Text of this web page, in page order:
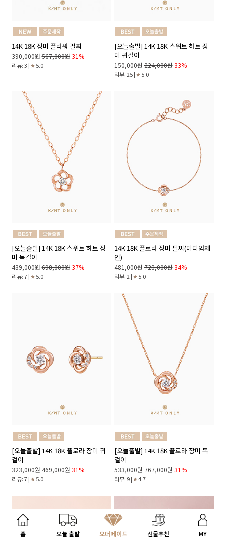
14K 18K 장미 플라워 팔찌
390,000원 567,000원 31%
리뷰: 3 | 5.0
[오늘출발] 14K 18K 스위트 하트 장
미 귀걸이
150,000원 224,000원 33%
리뷰: 25 | 5.0
[오늘출발] 14K 18K 스위트 하트 장
미 목걸이
439,000원 698,000원 37%
리뷰: 7 | 5.0
14K 18K 플로라 장미 팔찌(미디엄체
인)
481,000원 728,000원 34%
리뷰: 2 | 5.0
[오늘출발] 14K 18K 플로라 장미 귀
걸이
323,000원 469,000원 31%
리뷰: 7 | 5.0
[오늘출발] 14K 18K 플로라 장미 목
걸이
533,000원 767,000원 31%
리뷰: 9 | 4.7
내게 맞는 선물 찾기
홈 오늘 출발 오더메이드 선물추천 MY